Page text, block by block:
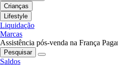
Crianças
Lifestyle
Liquidação
Marcas
Assistência pós-venda na França
Pesquisar
Saldos